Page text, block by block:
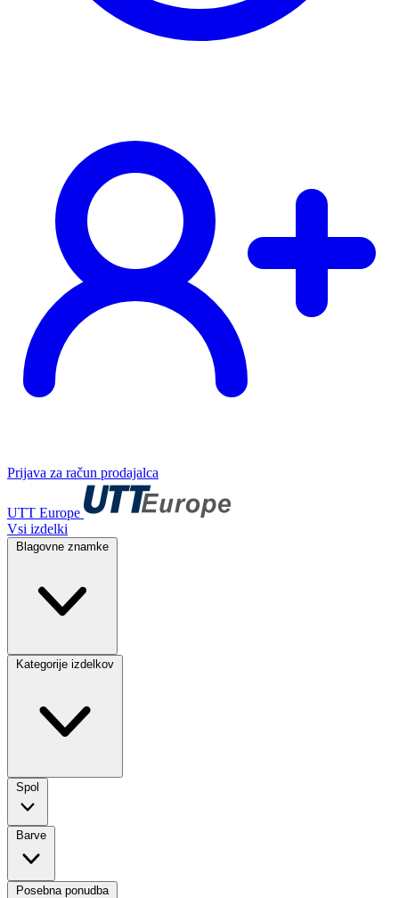
Prijava za račun prodajalca
UTT Europe
Vsi izdelki
Blagovne znamke
Kategorije izdelkov
Spol
Barve
Posebna ponudba